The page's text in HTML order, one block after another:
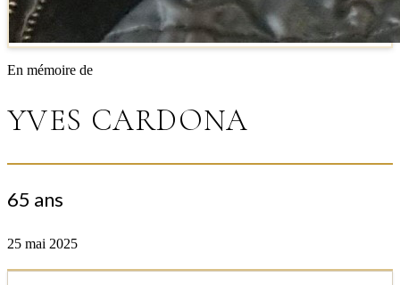
En mémoire de
YVES CARDONA
65 ans
25 mai 2025